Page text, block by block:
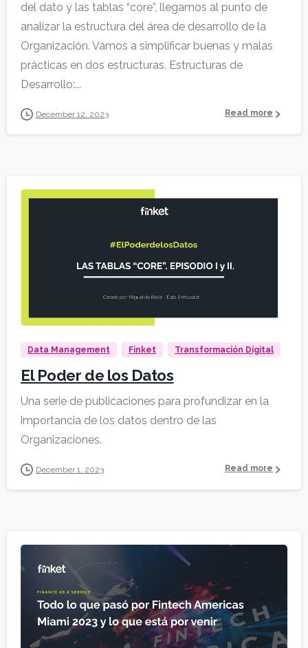
del dato y las tablas “core”, llegamos al punto de
analizar la estructura del área de desarrollo de la
Organización. Vamos a simplificar buenas y malas
prácticas en dos estructuras. Estructuras de
Desarrollo:...
December 12, 2023 Read more
Data Management Finket Transformación Digital
El Poder de los Datos
Una serie de publicaciones para profundizar en la
importancia de los datos dentro de las
Organizaciones.
December 1, 2023 Read more